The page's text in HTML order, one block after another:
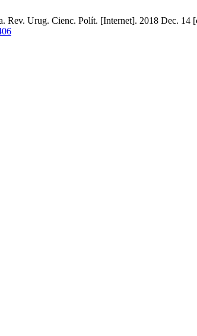
Rev. Urug. Cienc. Polít. [Internet]. 2018 Dec.